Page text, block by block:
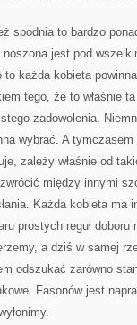
spodnia to bardzo
noszona jest pod
to każda kobieta
tego, że to właśnie
zadowolenia.
wybrać. A
zależy właśnie od
między innymi
Każda kobieta ma
prostych reguł
a dziś w samej
odszukać zarówno
Fasonów jest